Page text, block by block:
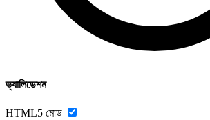
ভ্যালিডেশন
HTML5 মোড